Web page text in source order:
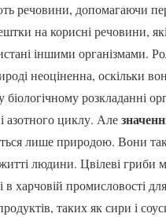
речовини, допомагаючи
на корисні речовини,
іншими організмами.
неоціненна, оскільки
біологічному розкладанні
азотного циклу. Але
лише природою. Вони
людини. Цвілеві гриби
в харчовій промисловості
таких як сири і